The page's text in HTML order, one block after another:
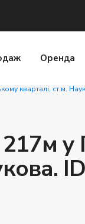
Оренда
кварталі, ст.м.
у